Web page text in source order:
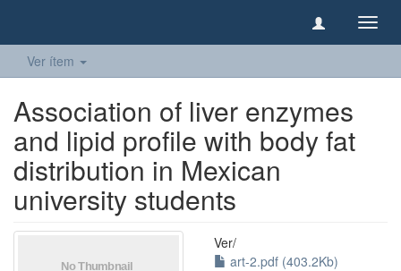
Ver ítem
Association of liver enzymes
and lipid profile with body fat
distribution in Mexican
university students
Ver/
art-2.pdf (403.2Kb)